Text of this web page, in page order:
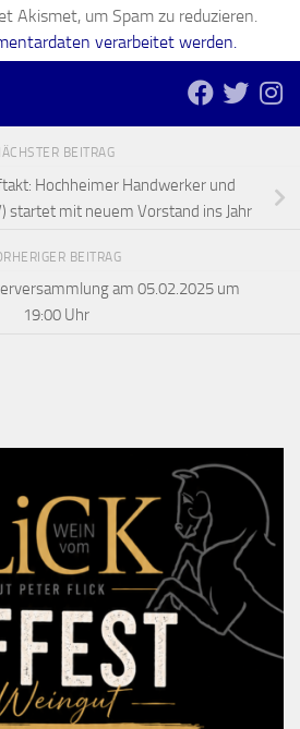
Akismet, um Spam zu reduzieren.
verarbeitet werden.
BEITRAG
Hochheimer Handwerker und
startet mit neuem Vorstand ins Jahr
BEITRAG
am 05.02.2025 um
19:00 Uhr